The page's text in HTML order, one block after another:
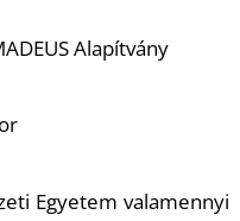
Alapítvány
Egyetem valamennyi